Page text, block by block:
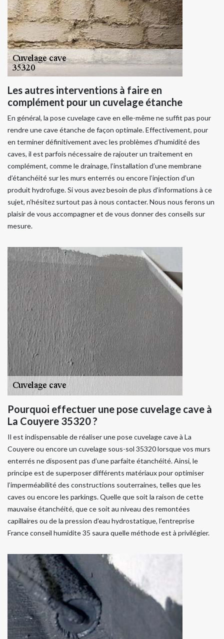
Les autres interventions à faire en
complément pour un cuvelage étanche
En général, la pose cuvelage cave en elle-même ne suffit pas pour
rendre une cave étanche de façon optimale. Effectivement, pour
en terminer définitivement avec les problèmes d’humidité des
caves, il est parfois nécessaire de rajouter un traitement en
complément, comme le drainage, l’installation d’une membrane
d’étanchéité sur les murs enterrés ou encore l’injection d’un
produit hydrofuge. Si vous avez besoin de plus d’informations à ce
sujet, n’hésitez surtout pas à nous contacter. Nous nous ferons un
plaisir de vous accompagner et de vous donner des conseils sur
mesure.
Pourquoi effectuer une pose cuvelage cave à
La Couyere 35320 ?
Il est indispensable de réaliser une pose cuvelage cave à La
Couyere ou encore un cuvelage sous-sol 35320 lorsque vos murs
enterrés ne disposent pas d’une parfaite étanchéité. Ainsi, le
principe est de superposer différents matériaux pour optimiser
l’imperméabilité des constructions souterraines, telles que les
caves ou encore les parkings. Quelle que soit la raison de cette
mauvaise étanchéité, que ce soit au niveau des remontées
capillaires ou de la pression d’eau hydrostatique, l’entreprise
France conseil humidite 35 saura quelle méthode est à privilégier.